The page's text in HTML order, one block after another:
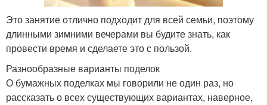
Это занятие отлично подходит для всей семьи, поэтому
длинными зимними вечерами вы будите знать, как
провести время и сделаете это с пользой.
Разнообразные варианты поделок
О бумажных поделках мы говорили не один раз, но
рассказать о всех существующих вариантах, наверное,